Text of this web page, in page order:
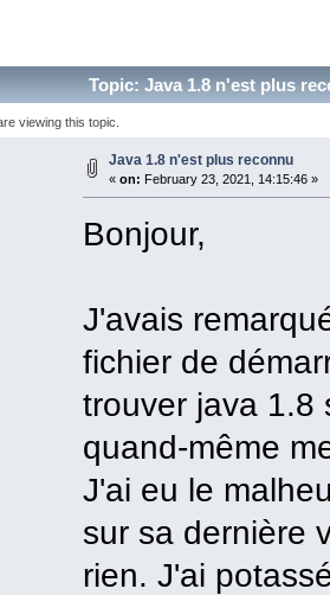
Topic: Java 1.8 n'est plus
viewing this topic.
Java 1.8 n'est plus reconnu
« on: February 23, 2021, 14:15:46 »
Bonjour,
J'avais
fichier de
trouver java 1.8
quand-même
J'ai eu le
sur sa dernière
rien. J'ai